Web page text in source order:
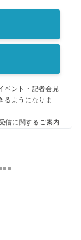
ベント・記者会見
るようになりま
信に関するご案内